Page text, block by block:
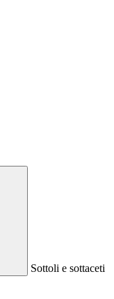
Sottoli e sottaceti